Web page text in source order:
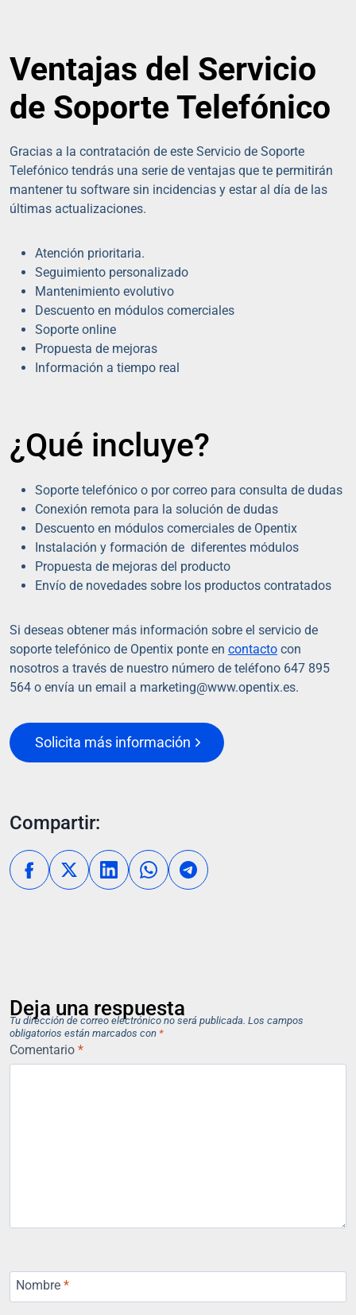
Ventajas del Servicio
de Soporte Telefónico
Gracias a la contratación de este Servicio de Soporte
Telefónico tendrás una serie de ventajas que te permitirán
mantener tu software sin incidencias y estar al día de las
últimas actualizaciones.
Atención prioritaria.
Seguimiento personalizado
Mantenimiento evolutivo
Descuento en módulos comerciales
Soporte online
Propuesta de mejoras
Información a tiempo real
¿Qué incluye?
Soporte telefónico o por correo para consulta de dudas
Conexión remota para la solución de dudas
Descuento en módulos comerciales de Opentix
Instalación y formación de diferentes módulos
Propuesta de mejoras del producto
Envío de novedades sobre los productos contratados
Si deseas obtener más información sobre el servicio de
soporte telefónico de Opentix ponte en contacto con
nosotros a través de nuestro número de teléfono 647 895
564 o envía un email a marketing@www.opentix.es.
Solicita más información
Compartir:
Deja una respuesta
Tu dirección de correo electrónico no será publicada. Los campos
obligatorios están marcados con *
Comentario *
Nombre *